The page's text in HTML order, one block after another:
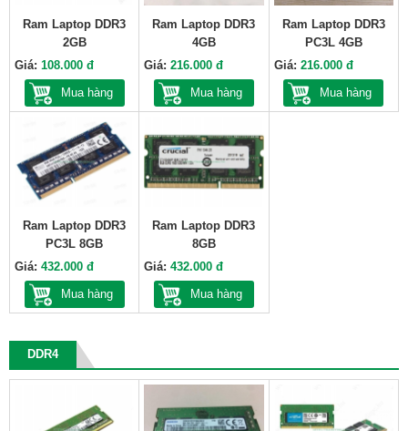
Ram Laptop DDR3
2GB
Giá: 108.000 đ
Mua hàng
Ram Laptop DDR3
4GB
Giá:216.000 đ
Mua hàng
Ram Laptop DDR3
PC3L 4GB
Giá: 216.000 đ
Mua hàng
Ram Laptop DDR3
PC3L 8GB
Giá: 432.000 đ
Mua hàng
Ram Laptop DDR3
8GB
Giá:432.000 đ
Mua hàng
DDR4